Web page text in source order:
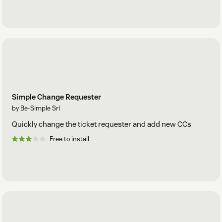
Simple Change Requester
by Be-Simple Srl
Quickly change the ticket requester and add new CCs
Free to install